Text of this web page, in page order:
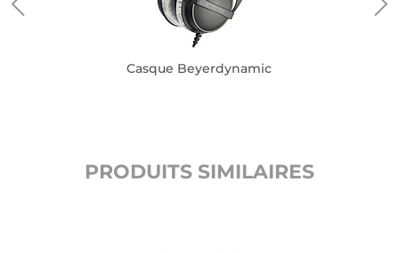
Casque Beyerdynamic
PRODUITS SIMILAIRES